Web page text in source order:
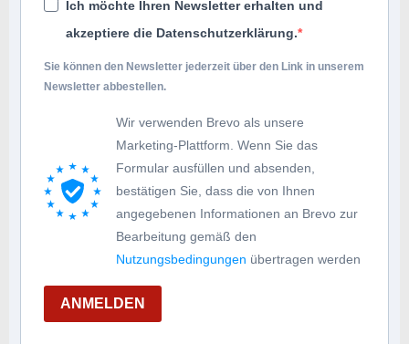
Ich möchte Ihren Newsletter erhalten und
akzeptiere die Datenschutzerklärung.
Sie können den Newsletter jederzeit über den Link in unserem
Newsletter abbestellen.
Wir verwenden Brevo als unsere
Marketing-Plattform. Wenn Sie das
Formular ausfüllen und absenden,
bestätigen Sie, dass die von Ihnen
angegebenen Informationen an Brevo zur
Bearbeitung gemäß den
Nutzungsbedingungen übertragen werden
ANMELDEN